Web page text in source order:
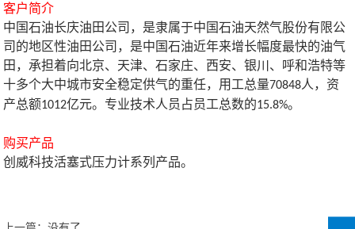
客户简介
中国石油长庆油田公司，是隶属于中国石油天然气股份有限公
司的地区性油田公司，是中国石油近年来增长幅度最快的油气
田，承担着向北京、天津、石家庄、西安、银川、呼和浩特等
十多个大中城市安全稳定供气的重任，用工总量70848人，资
产总额1012亿元。专业技术人员占员工总数的15.8%。
购买产品
创威科技活塞式压力计系列产品。